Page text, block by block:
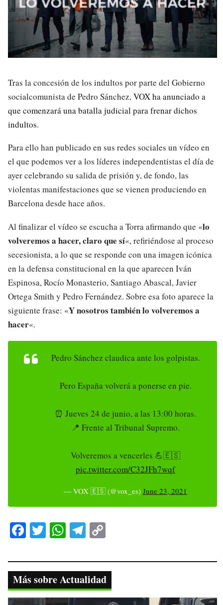
Tras la concesión de los indultos por parte del Gobierno
socialcomunista de Pedro Sánchez,VOX ha anunciado a
que comenzará una batalla judicial para frenar dichos
indultos.
Para ello han publicado en sus redes sociales un vídeo en
el que podemos ver a los líderes independentistas el día de
ayer celebrando su salida de prisión y, de fondo, las
violentas manifestaciones que se vienen produciendo en
Barcelona desde hace años.
Al finalizar el vídeo se escucha a Torra afirmando que «lo
volveremos a hacer, claro que sí«, refiriéndose al proceso
secesionista, a lo que se responde con una imagen icónica
en la defensa constitucional en la que aparecen Iván
Espinosa, Rocío Monasterio, Santiago Abascal, Javier
Ortega Smith y Pedro Fernández. Sobre esa foto aparece la
siguiente frase: «Y nosotros también lo volveremos a
hacer«.
Pedro Sánchez claudica ante los golpistas.
Pero España volverá a ponerse en pie.
⏰ Jueves 24 de junio, a las 13:00 horas.
📍 Frente al Tribunal Supremo.
Volveremos a vencerles 💪🇪🇸
pic.twitter.com/C32JFh7wqf
— VOX 🇪🇸 (@vox_es) June 23, 2021
Fa
bo
ok
T
tte
r
W
ts
A
pp
Te
gr
a
m
y
Li
nk
Más sobre Actualidad